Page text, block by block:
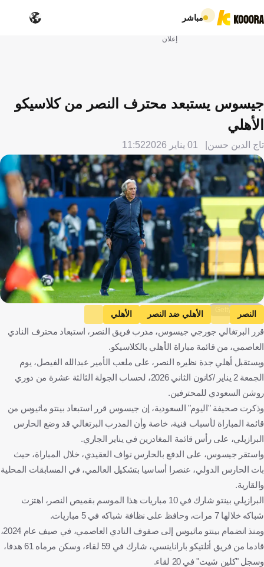
مباشر
إعلان
جيسوس يستبعد محترف النصر من كلاسيكو
الأهلي
تاج الدين حسن 01 يناير 2026 11:52
Getty Images
النصر الأهلي ضد النصر
الأهلي
دوري روشن السعودي
جورج جيسوس
المملكة العربية السعودية
البرتغال
كرة قدم
قرر البرتغالي جورجي جيسوس، مدرب فريق النصر، استبعاد محترف النادي
العاصمي، من قائمة مباراة الأهلي بالكلاسيكو.
ويستقبل أهلي جدة نظيره النصر، على ملعب الأمير عبدالله الفيصل، يوم
الجمعة 2 يناير /كانون الثاني 2026، لحساب الجولة الثالثة عشرة من دوري
روشن السعودي للمحترفين.
وذكرت صحيفة "اليوم" السعودية، إن جيسوس قرر استبعاد بينتو ماثيوس من
قائمة المباراة لأسباب فنية، خاصة وأن المدرب البرتغالي قد وضع الحارس
البرازيلي، على رأس قائمة المغادرين في يناير الجاري.
واستقر جيسوس، على الدفع بالحارس نواف العقيدي، خلال المباراة، حيث
بات الحارس الدولي، عنصرا أساسيا بتشكيل العالمي، في المسابقات المحلية
والقارية.
البرازيلي بينتو شارك في 10 مباريات هذا الموسم بقميص النصر، اهتزت
شباكه خلالها 7 مرات، وحافظ على نظافة شباكه في 5 مباريات.
ومنذ انضمام بينتو ماثيوس إلى صفوف النادي العاصمي، في صيف عام 2024،
قادما من فريق أتلتيكو باراناينسي، شارك في 59 لقاء، وسكن مرماه 61 هدفا،
وسجل "كلين شيت" في 20 لقاء.